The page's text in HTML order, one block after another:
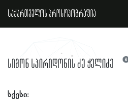
საქართველოს პროსოპოგრაფია
სიმონ სპირიდონის ძე ჭელიძე
სქესი: